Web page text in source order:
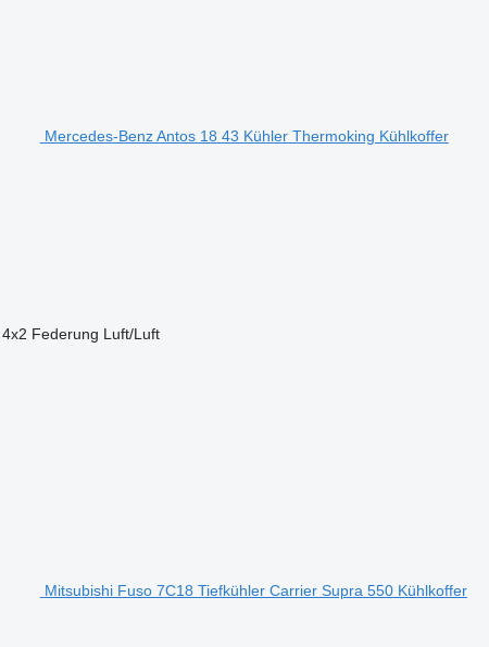
Mercedes-Benz Antos 18 43 Kühler Thermoking Kühlkoffer
4x2 Federung Luft/Luft
Mitsubishi Fuso 7C18 Tiefkühler Carrier Supra 550 Kühlkoffer